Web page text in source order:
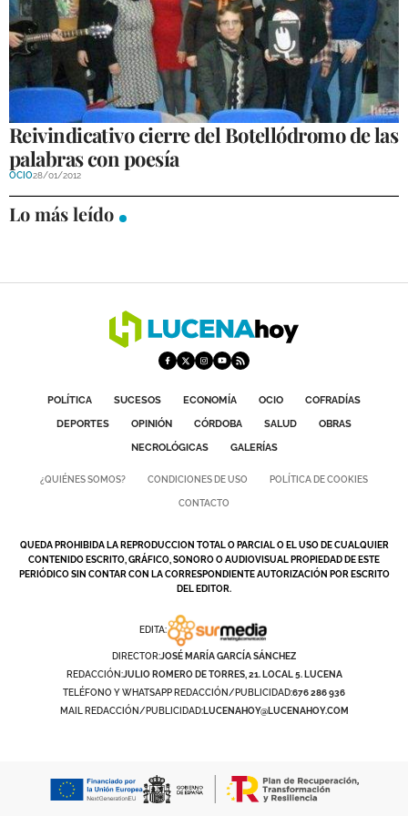
Reivindicativo cierre del Botellódromo de las
palabras con poesía
OCIO28/01/2012
Lo más leído
POLÍTICA SUCESOS ECONOMÍA OCIO
COFRADÍAS
DEPORTES
OPINIÓN CÓRDOBA SALUD
OBRAS
NECROLÓGICAS
GALERÍAS
¿QUIÉNES SOMOS? CONDICIONES DE USO POLÍTICA DE COOKIES
CONTACTO
QUEDA PROHIBIDA LA REPRODUCCION TOTAL O PARCIAL O EL USO DE CUALQUIER
CONTENIDO ESCRITO, GRÁFICO, SONORO O AUDIOVISUAL PROPIEDAD DE ESTE
PERIÓDICO SIN CONTAR CON LA CORRESPONDIENTE AUTORIZACIÓN POR ESCRITO
DEL EDITOR.
EDITA:
DIRECTOR:JOSÉ MARÍA GARCÍA SÁNCHEZ
REDACCIÓN:JULIO ROMERO DE TORRES, 21. LOCAL 5. LUCENA
TELÉFONO Y WHATSAPP REDACCIÓN/PUBLICIDAD:676 286 936
MAIL REDACCIÓN/PUBLICIDAD:LUCENAHOY@LUCENAHOY.COM